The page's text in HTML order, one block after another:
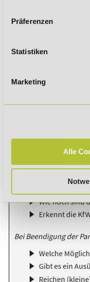
Präferenzen
Statistiken
Marketing
Alle
Was ist in
Wie sichere
Unterstützt
Franchise-Vertrag
Haben Sie
Wird Ihnen
Wie sind die
Vertrauen Sie
Welche
Bei
Wirkung oder ist
Wie hoch sind
Erkennt die
Bei Beendigung der
Welche
Gibt es ein
Reichen